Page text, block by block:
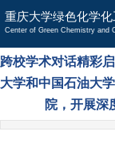
重庆大学绿色化学
Center of Green Chemistry and
跨校学术对话精彩
大学和中国石油大
院，开展深